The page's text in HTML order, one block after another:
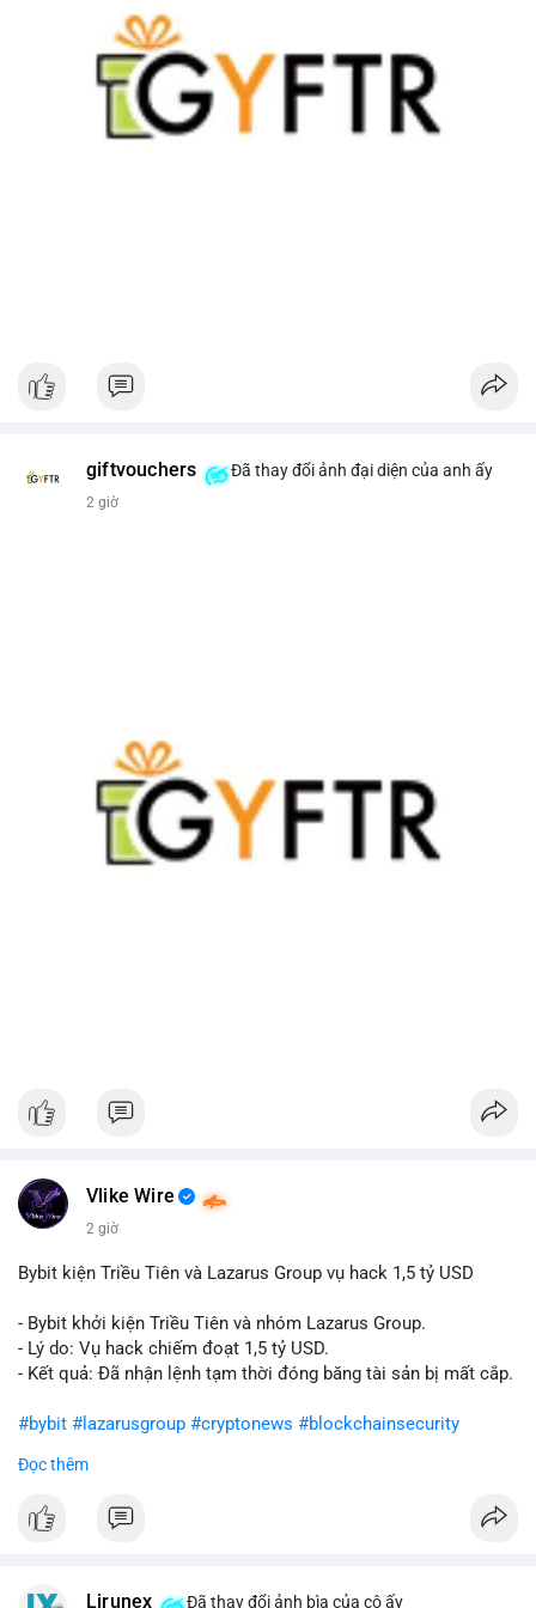
giftvouchers Đã thay đổi ảnh đại diện của anh ấy
2 giờ
Vlike Wire
2 giờ
Bybit kiện Triều Tiên và Lazarus Group vụ hack 1,5 tỷ USD
- Bybit khởi kiện Triều Tiên và nhóm Lazarus Group.
- Lý do: Vụ hack chiếm đoạt 1,5 tỷ USD.
- Kết quả: Đã nhận lệnh tạm thời đóng băng tài sản bị mất cắp.
#bybit #lazarusgroup #cryptonews #blockchainsecurity
$btc $eth
#vlikevn #titanbot
Đọc thêm
Lirunex Đã thay đổi ảnh bìa của cô ấy